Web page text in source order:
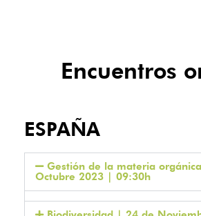
Encuentros
ESPAÑA
Gestión de la materia
Octubre 2023 | 09:30h